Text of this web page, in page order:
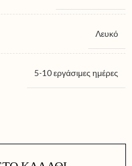
Λευκό
5-10 εργάσιμες ημέρες